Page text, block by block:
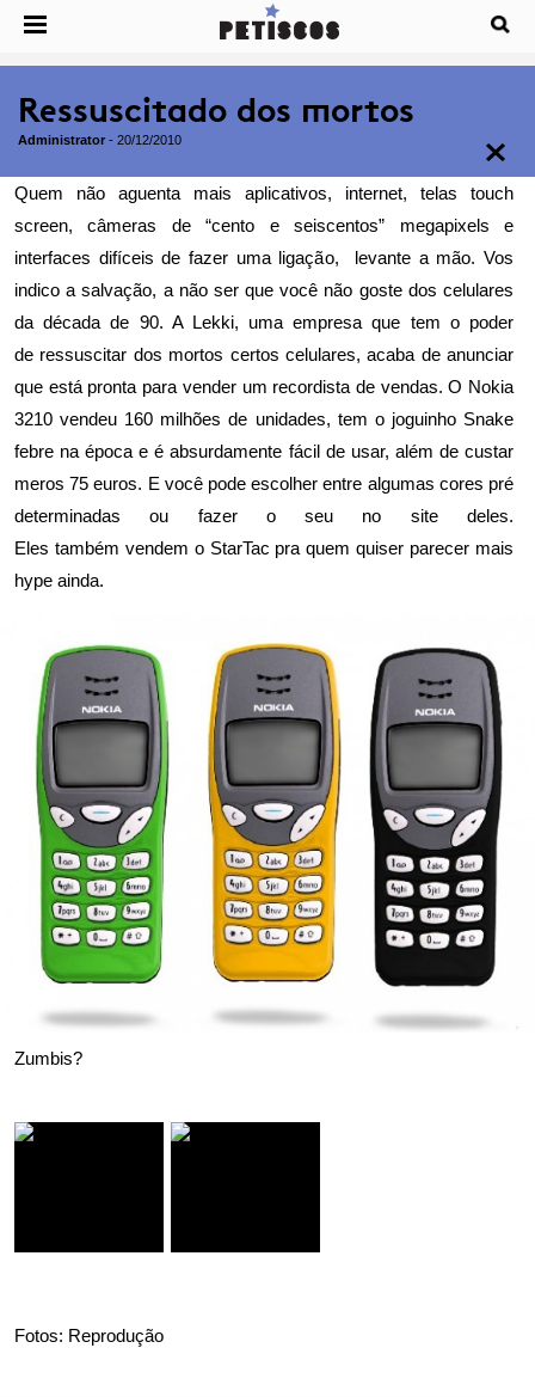
Ressuscitado dos mortos
Administrator - 20/12/2010
Quem não aguenta mais aplicativos, internet, telas touch
screen, câmeras de “cento e seiscentos” megapixels e
interfaces difíceis de fazer uma ligação, levante a mão. Vos
indico a salvação, a não ser que você não goste dos celulares
da década de 90. A Lekki, uma empresa que tem o poder
de ressuscitar dos mortos certos celulares, acaba de anunciar
que está pronta para vender um recordista de vendas. O Nokia
3210 vendeu 160 milhões de unidades, tem o joguinho Snake
febre na época e é absurdamente fácil de usar, além de custar
meros 75 euros. E você pode escolher entre algumas cores pré
determinadas ou fazer o seu no site deles.
Eles também vendem o StarTac pra quem quiser parecer mais
hype ainda.
Zumbis?
Fotos: Reprodução